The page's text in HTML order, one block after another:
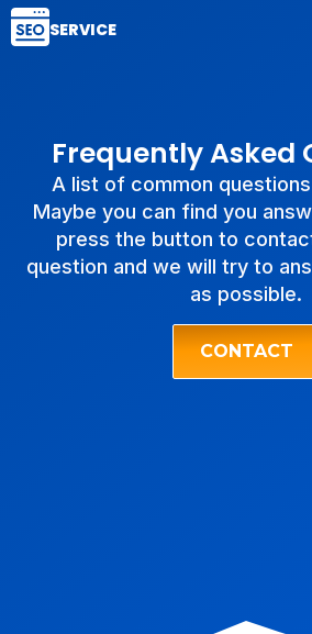
SERVICE
Frequently Asked
A list of common
Maybe you can find you
press the button to
question and we will try to
as possible.
CONTACT